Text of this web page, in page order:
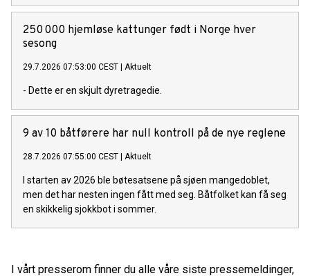
250 000 hjemløse kattunger født i Norge hver
sesong
29.7.2026 07:53:00 CEST Aktuelt
- Dette er en skjult dyretragedie.
9 av 10 båtførere har null kontroll på de nye reglene
28.7.2026 07:55:00 CEST Aktuelt
I starten av 2026 ble bøtesatsene på sjøen mangedoblet,
men det har nesten ingen fått med seg. Båtfolket kan få seg
en skikkelig sjokkbot i sommer.
I vårt presserom finner du alle våre siste pressemeldinger,